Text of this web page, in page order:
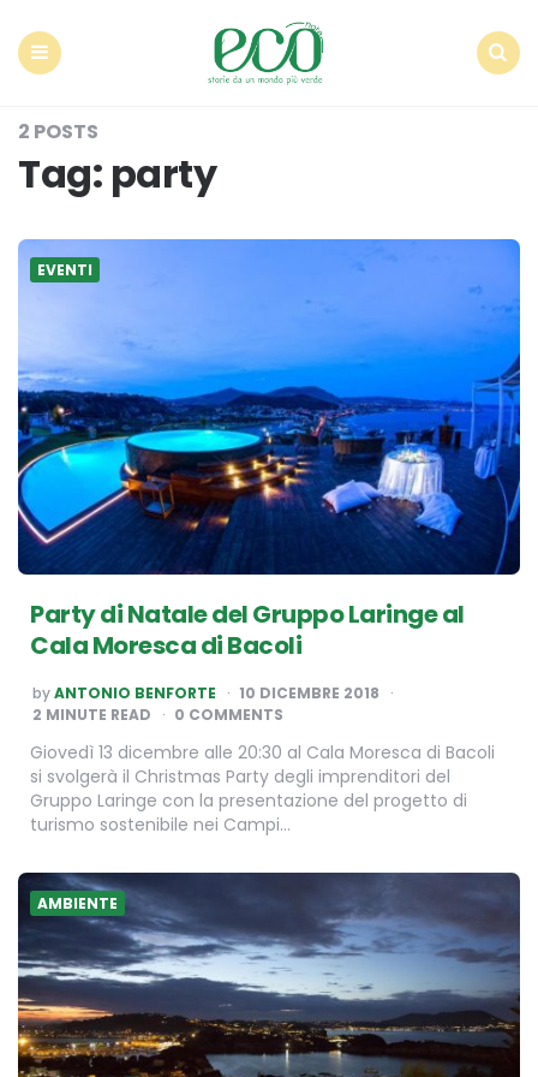
2 POSTS
Tag: party
EVENTI
Party di Natale del Gruppo Laringe al
Cala Moresca di Bacoli
POSTED
BY
byANTONIO BENFORTE
10 DICEMBRE 2018
2 MINUTE READ 0 COMMENTS
Giovedì 13 dicembre alle 20:30 al Cala Moresca di Bacoli
si svolgerà il Christmas Party degli imprenditori del
Gruppo Laringe con la presentazione del progetto di
turismo sostenibile nei Campi…
AMBIENTE